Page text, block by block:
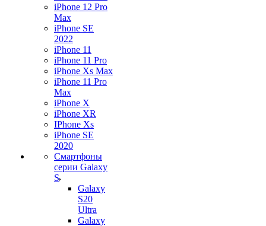
iPhone 12 Pro
Max
iPhone SE
2022
iPhone 11
iPhone 11 Pro
iPhone Xs Max
iPhone 11 Pro
Max
iPhone X
iPhone XR
IPhone Xs
iPhone SE
2020
Смартфоны
серии Galaxy
S
Galaxy
S20
Ultra
Galaxy